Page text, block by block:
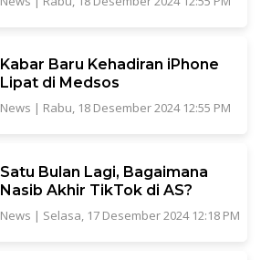
Kabar Baru Kehadiran iPhone
Lipat di Medsos
News | Rabu, 18 Desember 2024 12:55 PM
Satu Bulan Lagi, Bagaimana
Nasib Akhir TikTok di AS?
News | Selasa, 17 Desember 2024 12:18 PM